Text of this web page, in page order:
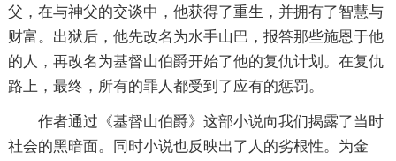
父，在与神父的交谈中，他获得了重生，并拥有了智慧与
财富。出狱后，他先改名为水手山巴，报答那些施恩于他
的人，再改名为基督山伯爵开始了他的复仇计划。在复仇
路上，最终，所有的罪人都受到了应有的惩罚。
作者通过《基督山伯爵》这部小说向我们揭露了当时
社会的黑暗面。同时小说也反映出了人的劣根性。为金